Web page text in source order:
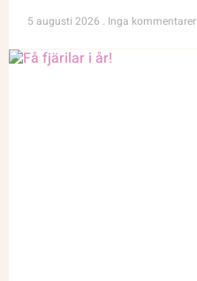
5 augusti 2026 Inga kommentarer